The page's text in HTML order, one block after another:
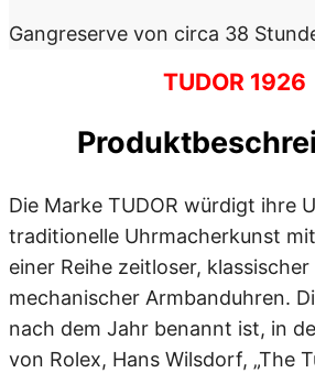
Gangreserve von circa 38
TUDOR 1926
Die Marke TUDOR würdigt ihre
traditionelle Uhrmacherkunst
einer Reihe zeitloser,
mechanischer Armbanduhren.
nach dem Jahr benannt ist, in
von Rolex, Hans Wilsdorf, „The